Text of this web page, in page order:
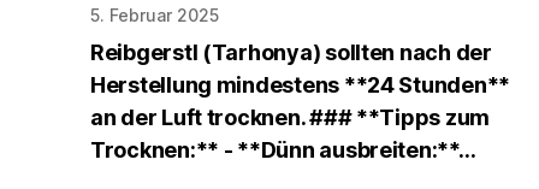
5. Februar 2025
Reibgerstl (Tarhonya) sollten nach der
Herstellung mindestens **24 Stunden**
an der Luft trocknen. ### **Tipps zum
Trocknen:** - **Dünn ausbreiten:**…